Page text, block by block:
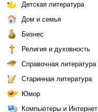
Детская литература
Дом и семья
Бизнес
Религия и духовность
Справочная литература
Старинная литература
Юмор
Компьютеры и Интернет